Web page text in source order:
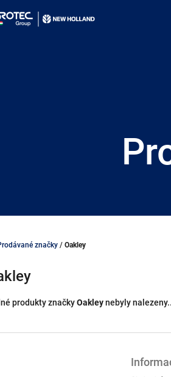
značky / Oakley
produkty značkyOakleynebyly